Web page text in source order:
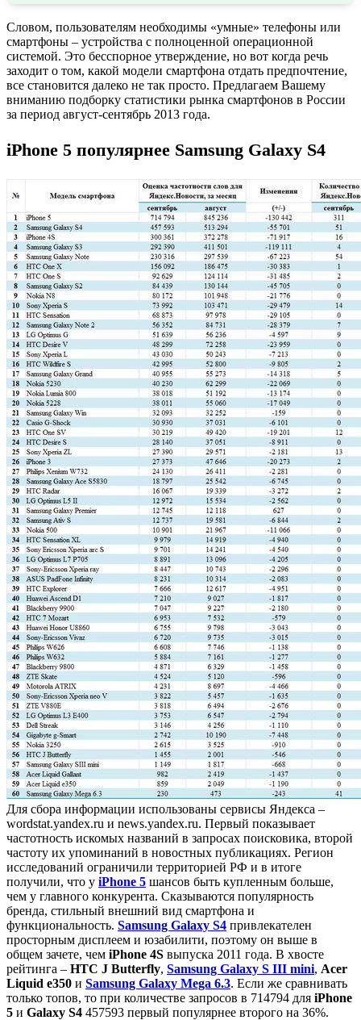
Словом, пользователям необходимы «умные» телефоны или
смартфоны – устройства с полноценной операционной
системой. Это бесспорное утверждение, но вот когда речь
заходит о том, какой модели смартфона отдать предпочтение,
все становится далеко не так просто. Предлагаем Вашему
вниманию подборку статистики рынка смартфонов в России
за период август-сентябрь 2013 года.
iPhone 5 популярнее Samsung Galaxy S4
Для сбора информации использованы сервисы Яндекса –
wordstat.yandex.ru и news.yandex.ru. Первый показывает
частотность искомых названий в запросах поисковика, второй
частоту их упоминаний в новостных публикациях. Регион
исследований ограничили территорией РФ и в итоге
получили, что у iPhone 5 шансов быть купленным больше,
чем у главного конкурента. Сказываются популярность
бренда, стильный внешний вид смартфона и
функциональность. Samsung Galaxy S4 привлекателен
просторным дисплеем и юзабилити, поэтому он выше в
общем зачете, чем iPhone 4S выпуска 2011 года. В хвосте
рейтинга – HTC J Butterfly, Samsung Galaxy S III mini, Acer
Liquid e350 и Samsung Galaxy Mega 6.3. Если же сравнивать
только топов, то при количестве запросов в 714794 для iPhone
5 и Galaxy S4 457593 первый популярнее второго на 36%.